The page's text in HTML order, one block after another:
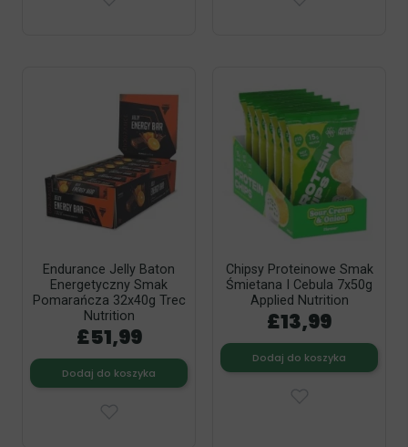
Endurance Jelly Baton
Energetyczny Smak
Pomarańcza 32x40g Trec
Nutrition
£51,99
Dodaj do koszyka
Chipsy Proteinowe Smak
Śmietana I Cebula 7x50g
Applied Nutrition
£13,99
Dodaj do koszyka